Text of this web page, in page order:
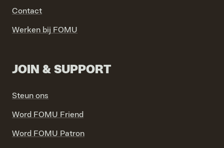
Contact
Werken bij FOMU
JOIN & SUPPORT
Steun ons
Word FOMU Friend
Word FOMU Patron